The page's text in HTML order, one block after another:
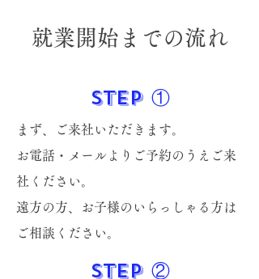
就業開始までの流れ
​STEP ①
まず、ご来社いただきます。
お電話・メールよりご予約のうえご来
社ください。
​遠方の方、お子様のいらっしゃる方は
ご相談ください。
​STEP ②